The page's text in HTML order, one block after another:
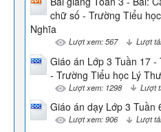
chữ số - Trường Tiểu
Nghĩa
Lượt xem: 567 Lượt
Giáo án Lớp 3 Tuần 17 -
- Trường Tiểu học Lý
Lượt xem: 1298 Lượt
Giáo án dạy Lớp 3 Tuần
Lượt xem: 906 Lượt